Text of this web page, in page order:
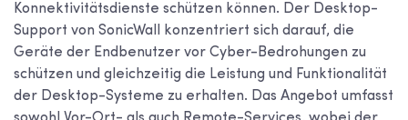
Konnektivitätsdienste schützen können. Der Desktop-
Support von SonicWall konzentriert sich darauf, die
Geräte der Endbenutzer vor Cyber-Bedrohungen zu
schützen und gleichzeitig die Leistung und Funktionalität
der Desktop-Systeme zu erhalten. Das Angebot umfasst